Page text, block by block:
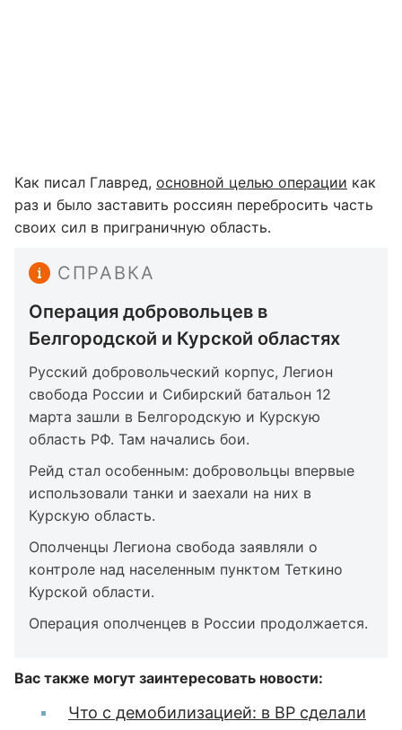
Как писал Главред, основной целью операции как
раз и было заставить россиян перебросить часть
своих сил в приграничную область.
СПРАВКА
Операция добровольцев в
Белгородской и Курской областях
Русский добровольческий корпус, Легион
свобода России и Сибирский батальон 12
марта зашли в Белгородскую и Курскую
область РФ. Там начались бои.
Рейд стал особенным: добровольцы впервые
использовали танки и заехали на них в
Курскую область.
Ополченцы Легиона свобода заявляли о
контроле над населенным пунктом Теткино
Курской области.
Операция ополченцев в России продолжается.
Вас также могут заинтересовать новости:
Что с демобилизацией: в ВР сделали